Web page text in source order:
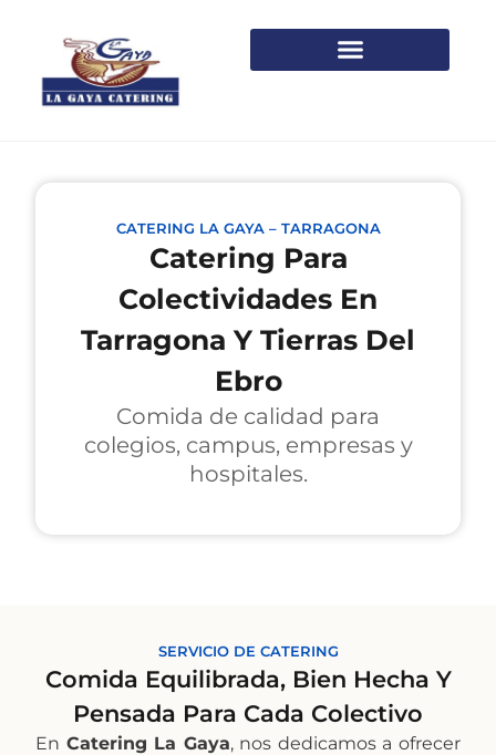
CATERING LA GAYA – TARRAGONA
Catering Para
Colectividades En
Tarragona Y Tierras Del
Ebro
Comida de calidad para
colegios, campus, empresas y
hospitales.
SERVICIO DE CATERING
Comida Equilibrada, Bien Hecha Y
Pensada Para Cada Colectivo
En Catering La Gaya, nos dedicamos a ofrecer